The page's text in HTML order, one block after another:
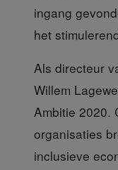
ingang
het
Als directeur
Willem
Ambitie 2020.
organisaties
inclusieve